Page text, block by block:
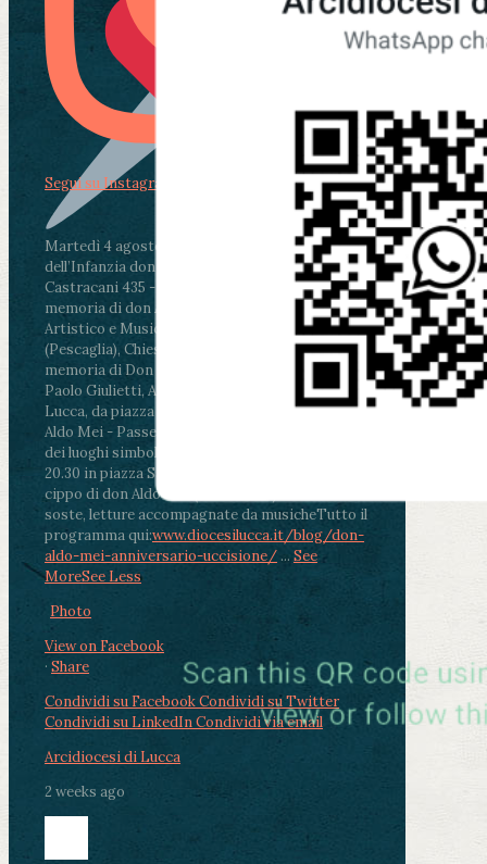
Martedì 4 agosto2026
ore 11:30 - Lucca, Scuola
dell’Infanzia don Aldo Mei - Viale Castruccio
Castracani 435 - Inaugurazione murales in
memoria di don Aldo Mei curato dal Liceo
Artistico e Musicale “Passaglia”
ore 18 - Fiano
(Pescaglia), Chiesa parrocchiale - Messa in
memoria di Don Aldo Mei celebrata da mons.
Paolo Giulietti, Arcivescovo di Lucca
ore 20.30 -
Lucca, da piazza San Michele al Cippo di don
Aldo Mei - Passeggiata della Memoria in alcuni
dei luoghi simbolo della città. Ritrovo alle ore
20.30 in piazza San Michele con conclusione al
cippo di don Aldo Mei (Porta Elisa). Durante le
soste, letture accompagnate da musicheTutto il
programma qui:www.diocesilucca.it/blog/don-
aldo-mei-anniversario-uccisione/ ... See
MoreSee Less
Photo
View on Facebook
· Share
Condividi su FacebookCondividi su Twitter
Condividi su LinkedInCondividi via email
Arcidiocesi di Lucca
2 weeks ago
Segui su Instagram